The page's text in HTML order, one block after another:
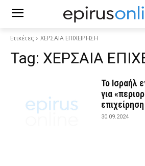
Ετικέτες ΧΕΡΣΑΙΑ ΕΠΙΧΕΙΡΗΣΗ
Tag: ΧΕΡΣΑΙΑ
Το Ισραήλ
για
30.09.2024